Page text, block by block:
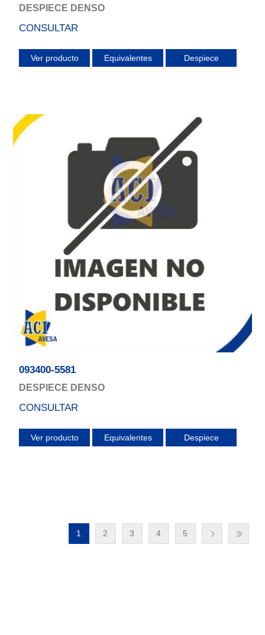
DESPIECE DENSO
CONSULTAR
Ver producto Equivalentes Despiece
093400-5581
DESPIECE DENSO
CONSULTAR
Ver producto Equivalentes Despiece
1 2 3 4 5